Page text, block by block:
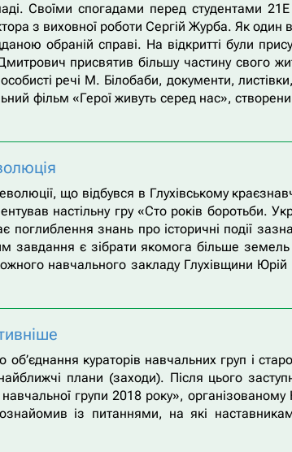
Своїми спогадами перед студентами
з виховної роботи Сергій Журба. Як
обраній справі. На відкритті були
присвятив більшу частину свого
речі М. Білобаби, документи,
фільм «Герої живуть серед нас»,
що відбувся в Глухівському
настільну гру «Сто років боротьби.
знань про історичні події
є зібрати якомога більше земель
навчального закладу Глухівщини
кураторів навчальних груп і
плани (заходи). Після цього
групи 2018 року»,
із питаннями, на які